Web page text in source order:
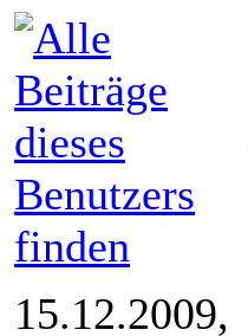
15.12.2009,